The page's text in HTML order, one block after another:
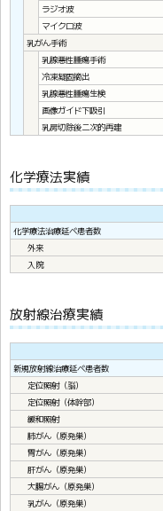
ラジオ波
マイクロ波
乳がん手術
乳腺悪性腫瘍手術
冷凍凝固摘出
乳腺悪性腫瘍生検
画像ガイド下吸引
乳房切除後二次的再建
化学療法実績
化学療法治療延べ患者数
外来
入院
放射線治療実績
新規放射線治療延べ患者数
定位照射（脳）
定位照射（体幹部）
緩和照射
肺がん（原発巣）
胃がん（原発巣）
肝がん（原発巣）
大腸がん（原発巣）
乳がん（原発巣）